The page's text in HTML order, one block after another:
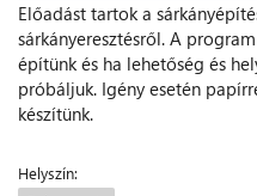
Előadást tartok a
sárkányeresztésről. A
építünk és ha lehetőség és
próbáljuk. Igény esetén
készítünk.
Helyszín: